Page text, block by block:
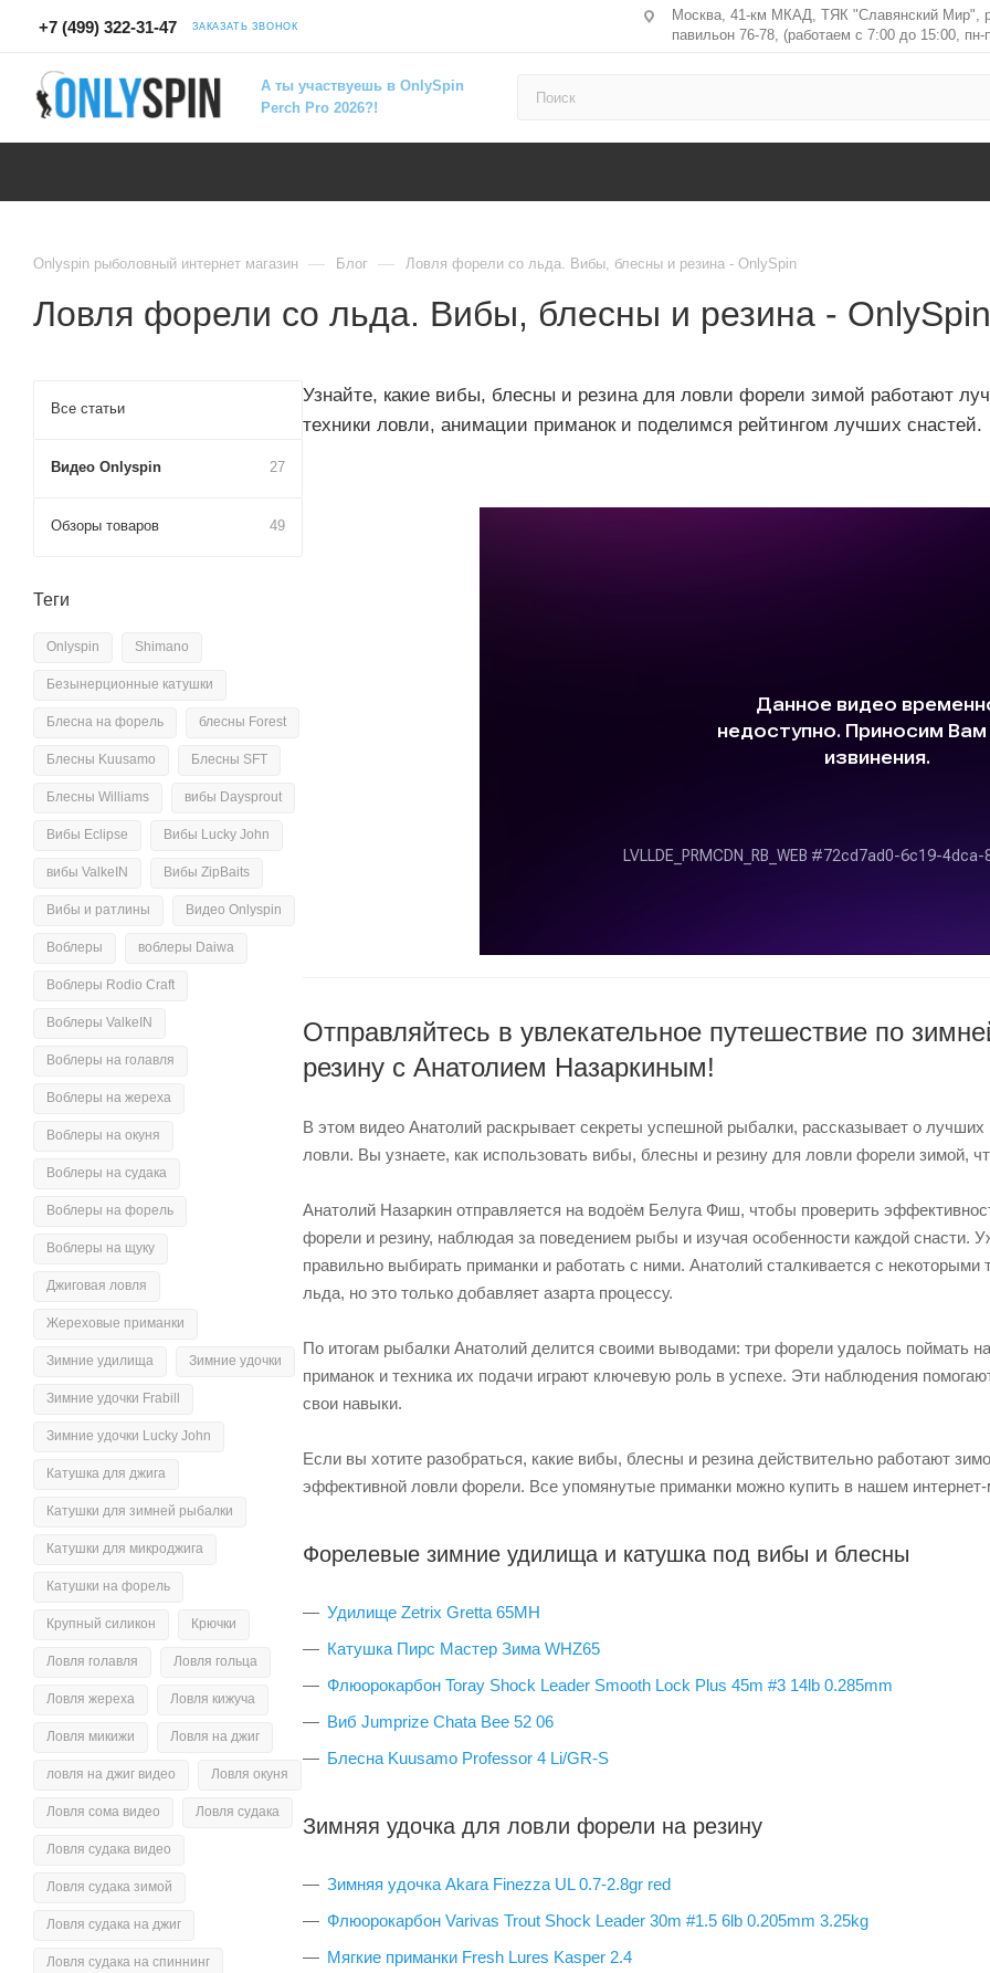
+7 (499) 322-31-47 ЗАКАЗАТЬ ЗВОНОК
Москва, 41-км МКАД, ТЯК "Славянский Мир",
павильон 76-78, (работаем с 7:00 до 15:00, пн-
А ты участвуешь в OnlySpin
Perch Pro 2026?!
Onlyspin рыболовный интернет магазин — Блог — Ловля форели со льда. Вибы, блесны и резина - OnlySpin
Ловля форели со льда. Вибы, блесны и резина - OnlySpin
Узнайте, какие вибы, блесны и резина для ловли форели зимой работают
техники ловли, анимации приманок и поделимся рейтингом лучших снастей.
Отправляйтесь в увлекательное путешествие по
резину с Анатолием Назаркиным!
В этом видео Анатолий раскрывает секреты успешной рыбалки, рассказывает о
ловли. Вы узнаете, как использовать вибы, блесны и резину для ловли форели зимой,
Анатолий Назаркин отправляется на водоём Белуга Фиш, чтобы проверить
форели и резину, наблюдая за поведением рыбы и изучая особенности каждой снасти.
правильно выбирать приманки и работать с ними. Анатолий сталкивается с
льда, но это только добавляет азарта процессу.
По итогам рыбалки Анатолий делится своими выводами: три форели удалось поймать
приманок и техника их подачи играют ключевую роль в успехе. Эти наблюдения
свои навыки.
Если вы хотите разобраться, какие вибы, блесны и резина действительно работают
эффективной ловли форели. Все упомянутые приманки можно купить в нашем интернет-
Форелевые зимние удилища и катушка под вибы и блесны
Удилище Zetrix Gretta 65MH
Катушка Пирс Мастер Зима WHZ65
Флюорокарбон Toray Shoсk Leader Smooth Lock Plus 45m #3 14lb 0.285mm
Виб Jumprize Chata Bee 52 06
Блесна Kuusamo Professor 4 Li/GR-S
Зимняя удочка для ловли форели на резину
Зимняя удочка Akara Finezza UL 0.7-2.8gr red
Флюорокарбон Varivas Trout Shock Leader 30m #1.5 6lb 0.205mm 3.25kg
Мягкие приманки Fresh Lures Kasper 2.4
Все статьи
Видео Onlyspin 27
Обзоры товаров 49
Теги
Onlyspin Shimano
Безынерционные катушки
Блесна на форель блесны Forest
Блесны Kuusamo Блесны SFT
Блесны Williams вибы Daysprout
Вибы Eclipse Вибы Lucky John
вибы ValkeIN Вибы ZipBaits
Вибы и ратлины Видео Onlyspin
Воблеры воблеры Daiwa
Воблеры Rodio Craft
Воблеры ValkeIN
Воблеры на голавля
Воблеры на жереха
Воблеры на окуня
Воблеры на судака
Воблеры на форель
Воблеры на щуку
Джиговая ловля
Жереховые приманки
Зимние удилища Зимние удочки
Зимние удочки Frabill
Зимние удочки Lucky John
Катушка для джига
Катушки для зимней рыбалки
Катушки для микроджига
Катушки на форель
Крупный силикон Крючки
Ловля голавля Ловля гольца
Ловля жереха Ловля кижуча
Ловля микижи Ловля на джиг
ловля на джиг видео Ловля окуня
Ловля сома видео Ловля судака
Ловля судака видео
Ловля судака зимой
Ловля судака на джиг
Ловля судака на спиннинг